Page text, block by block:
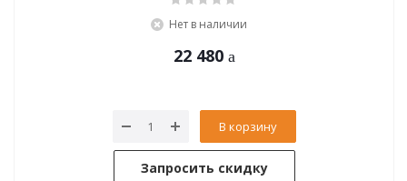
Нет в наличии
22 480
В корзину
Запросить скидку